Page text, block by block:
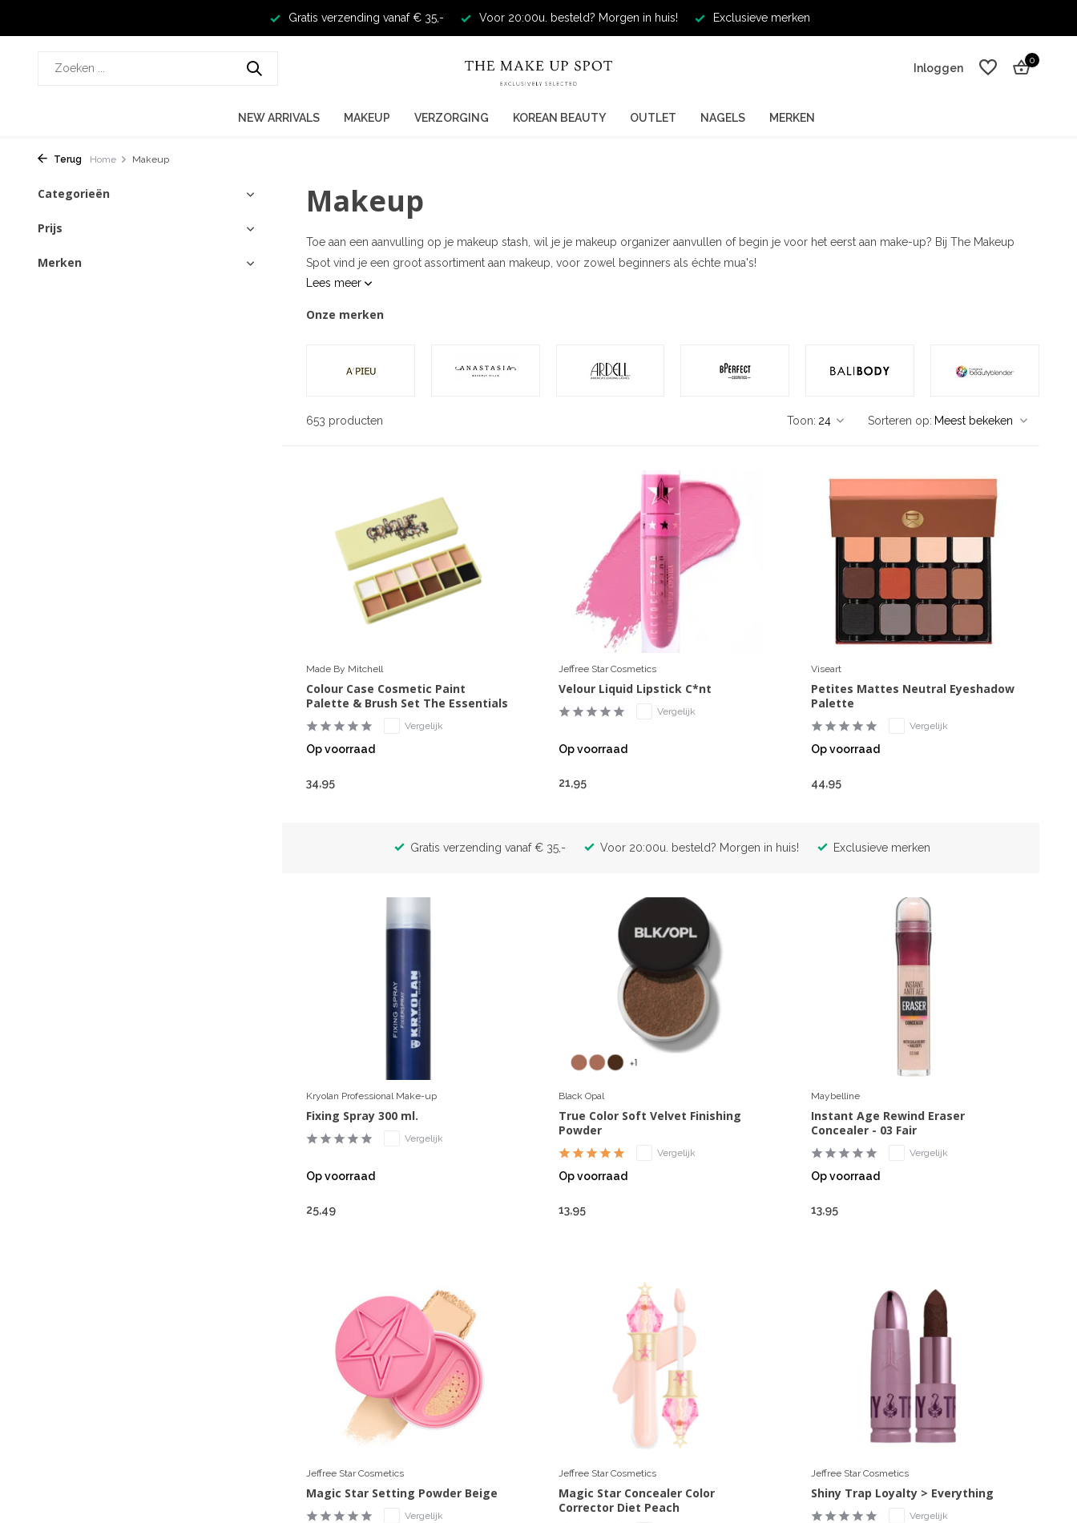
Gratis verzending vanaf € 35,- Voor 20:00u. besteld? Morgen in huis! Exclusieve merken
Inloggen
0
NEW ARRIVALS MAKEUP VERZORGING KOREAN BEAUTY OUTLET NAGELS MERKEN
Terug Home Makeup
Categorieën
Prijs
Merken
Makeup
Toe aan een aanvulling op je makeup stash, wil je je makeup organizer aanvullen of begin je voor het eerst aan make-up? Bij The Makeup
Spot vind je een groot assortiment aan makeup, voor zowel beginners als échte mua's!
Lees meer
Onze merken
653 producten Toon: Sorteren op:
Made By Mitchell
Colour Case Cosmetic Paint
Palette & Brush Set The Essentials
Vergelijk
Op voorraad
34,95
Jeffree Star Cosmetics
Velour Liquid Lipstick C*nt
Vergelijk
Op voorraad
21,95
Viseart
Petites Mattes Neutral Eyeshadow
Palette
Vergelijk
Op voorraad
44,95
Gratis verzending vanaf € 35,- Voor 20:00u. besteld? Morgen in huis! Exclusieve merken
Kryolan Professional Make-up
Fixing Spray 300 ml.
Vergelijk
Op voorraad
25,49
Black Opal
True Color Soft Velvet Finishing
Powder
Vergelijk
Op voorraad
13,95
Maybelline
Instant Age Rewind Eraser
Concealer - 03 Fair
Vergelijk
Op voorraad
13,95
Jeffree Star Cosmetics
Magic Star Setting Powder Beige
Vergelijk
Jeffree Star Cosmetics
Magic Star Concealer Color
Corrector Diet Peach
Jeffree Star Cosmetics
Shiny Trap Loyalty > Everything
Vergelijk